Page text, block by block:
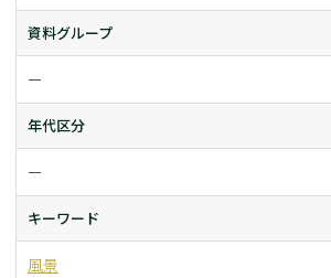
資料グループ
ー
年代区分
ー
キーワード
風景